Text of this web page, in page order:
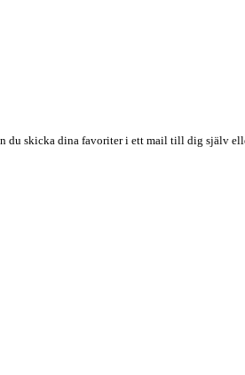
du skicka dina favoriter i ett mail till dig själv